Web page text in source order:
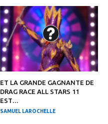
ET LA GRANDE GAGNANTE DE
DRAG RACE ALL STARS 11
EST…
SAMUEL LAROCHELLE